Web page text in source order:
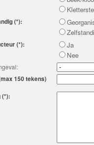
(*):
(*):
Ja
Nee
150 tekens)